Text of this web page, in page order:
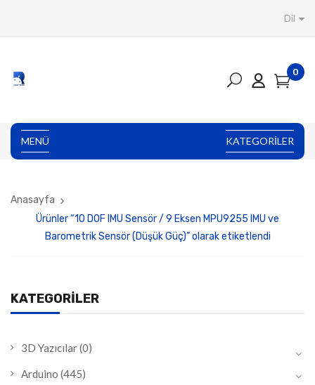
Dil
0
MENÜ KATEGORILER
Anasayfa
Ürünler “10 DOF IMU Sensör / 9 Eksen MPU9255 IMU ve
Barometrik Sensör (Düşük Güç)” olarak etiketlendi
KATEGORILER
3D Yazıcılar(0)
Arduino (445)